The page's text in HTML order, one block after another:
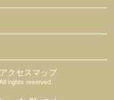
アクセスマップ
rights reserved.